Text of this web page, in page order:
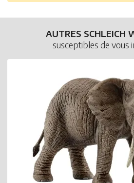
AUTRES SCHLEICH
susceptibles de vous